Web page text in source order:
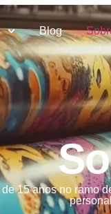
Blog
15 anos no ramo